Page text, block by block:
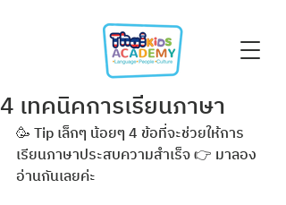
4 เทคนิคการเรียนภาษา
🥳 Tip เล็กๆ น้อยๆ 4 ข้อที่จะช่วยให้การ
เรียนภาษาประสบความสำเร็จ 👉 มาลอง
อ่านกันเลยค่ะ